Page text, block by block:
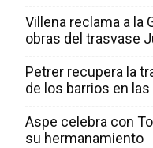
Villena reclama a la
obras del trasvase
Petrer recupera la
de los barrios en
Aspe celebra con
su hermanamiento